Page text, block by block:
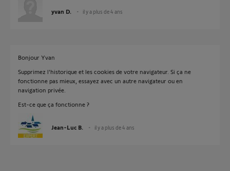
yvan D. il y a plus de 4 ans
Bonjour Yvan
Supprimez l'historique et les cookies de votre navigateur. Si ça ne
fonctionne pas mieux, essayez avec un autre navigateur ou en
navigation privée.
Est-ce que ça fonctionne ?
Jean-Luc B. il y a plus de 4 ans